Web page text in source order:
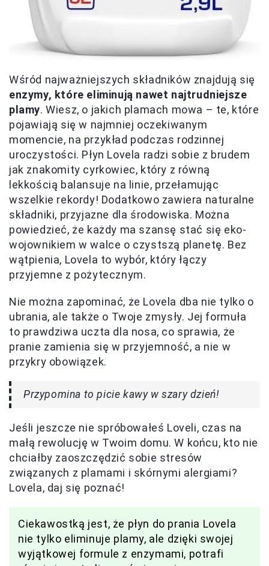
Wśród najważniejszych składników znajdują się
enzymy, które eliminują nawet najtrudniejsze
plamy. Wiesz, o jakich plamach mowa – te, które
pojawiają się w najmniej oczekiwanym
momencie, na przykład podczas rodzinnej
uroczystości. Płyn Lovela radzi sobie z brudem
jak znakomity cyrkowiec, który z równą
lekkością balansuje na linie, przełamując
wszelkie rekordy! Dodatkowo zawiera naturalne
składniki, przyjazne dla środowiska. Można
powiedzieć, że każdy ma szansę stać się eko-
wojownikiem w walce o czystszą planetę. Bez
wątpienia, Lovela to wybór, który łączy
przyjemne z pożytecznym.
Nie można zapominać, że Lovela dba nie tylko o
ubrania, ale także o Twoje zmysły. Jej formuła
to prawdziwa uczta dla nosa, co sprawia, że
pranie zamienia się w przyjemność, a nie w
przykry obowiązek.
Przypomina to picie kawy w szary dzień!
Jeśli jeszcze nie spróbowałeś Loveli, czas na
małą rewolucję w Twoim domu. W końcu, kto nie
chciałby zaoszczędzić sobie stresów
związanych z plamami i skórnymi alergiami?
Lovela, daj się poznać!
Ciekawostką jest, że płyn do prania Lovela
nie tylko eliminuje plamy, ale dzięki swojej
wyjątkowej formule z enzymami, potrafi